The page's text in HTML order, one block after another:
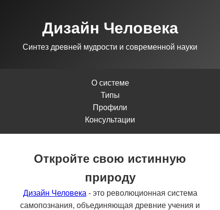
Дизайн Человека
Синтез древней мудрости и современной науки
О системе
Типы
Профили
Консультации
Откройте свою истинную
природу
Дизайн Человека - это революционная система
самопознания, объединяющая древние учения и